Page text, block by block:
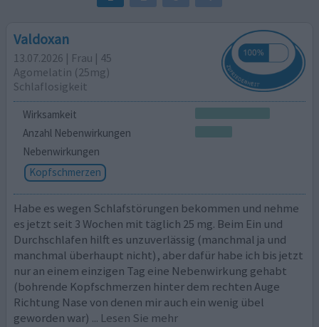
Valdoxan
13.07.2026 | Frau | 45
Agomelatin (25mg)
Schlaflosigkeit
Wirksamkeit
Anzahl Nebenwirkungen
Nebenwirkungen
Kopfschmerzen
Habe es wegen Schlafstörungen bekommen und nehme
es jetzt seit 3 Wochen mit täglich 25 mg. Beim Ein und
Durchschlafen hilft es unzuverlässig (manchmal ja und
manchmal überhaupt nicht), aber dafür habe ich bis jetzt
nur an einem einzigen Tag eine Nebenwirkung gehabt
(bohrende Kopfschmerzen hinter dem rechten Auge
Richtung Nase von denen mir auch ein wenig übel
geworden war) ... Lesen Sie mehr